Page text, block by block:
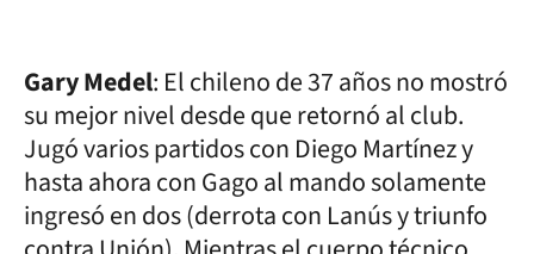
Gary Medel: El chileno de 37 años no mostró
su mejor nivel desde que retornó al club.
Jugó varios partidos con Diego Martínez y
hasta ahora con Gago al mando solamente
ingresó en dos (derrota con Lanús y triunfo